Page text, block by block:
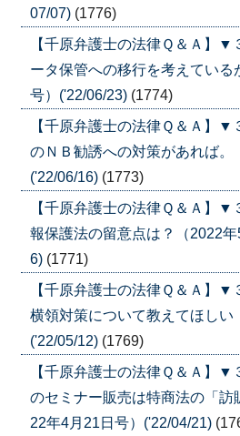
07/07) (1776)
【千原弁護士の法律Ｑ＆Ａ
ータ保管への移行を考えている
号）('22/06/23) (1774)
【千原弁護士の法律Ｑ＆Ａ
のＮＢ勧誘への対策があれば。
('22/06/16) (1773)
【千原弁護士の法律Ｑ＆Ａ
報保護法の留意点は？（2022
6) (1771)
【千原弁護士の法律Ｑ＆Ａ
横領対策について教えてほしい
('22/05/12) (1769)
【千原弁護士の法律Ｑ＆Ａ
のセミナー販売は特商法の「訪
22年4月21日号）('22/04/21)